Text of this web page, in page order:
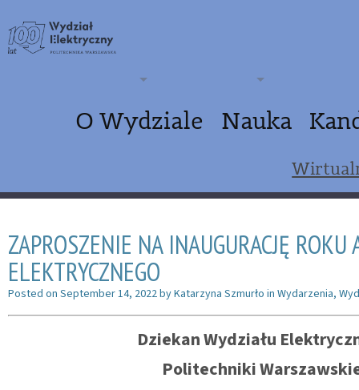
O Wydziale Nauka
ZAPROSZENIE NA INAUGURACJĘ
ELEKTRYCZNEGO
Posted on September 14, 2022byKatarzyna Szmurło in Wydarzenia,
DziekanWydziału
Politechniki